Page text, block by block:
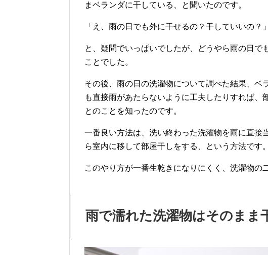
まベランダに干している、と聞いたのです。
「え、雨の日でも外に干せるの？干していいの？」
と、疑問でいっぱいでしたが、どうやら雨の日
ことでした。
その後、雨の日の洗濯物について調べた結果、ベ
も直接雨があたらないように工夫したりすれば
とのことを知ったのです。
一番良い方法は、洗い終わった洗濯物を雨に直接
ら室内に移して部屋干しをする
、という方法です。
このやり方が一番生乾きになりにくく、洗濯物の
雨で濡れた洗濯物はそのまま